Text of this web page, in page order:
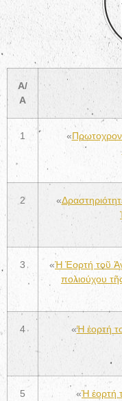
Α/
Α
1 «
2 «
3 «Ἡ Ἑορτή τοῦ
πολιούχου
4 «Ἡ ἑορτή
5 «Ἡ ἑορτή